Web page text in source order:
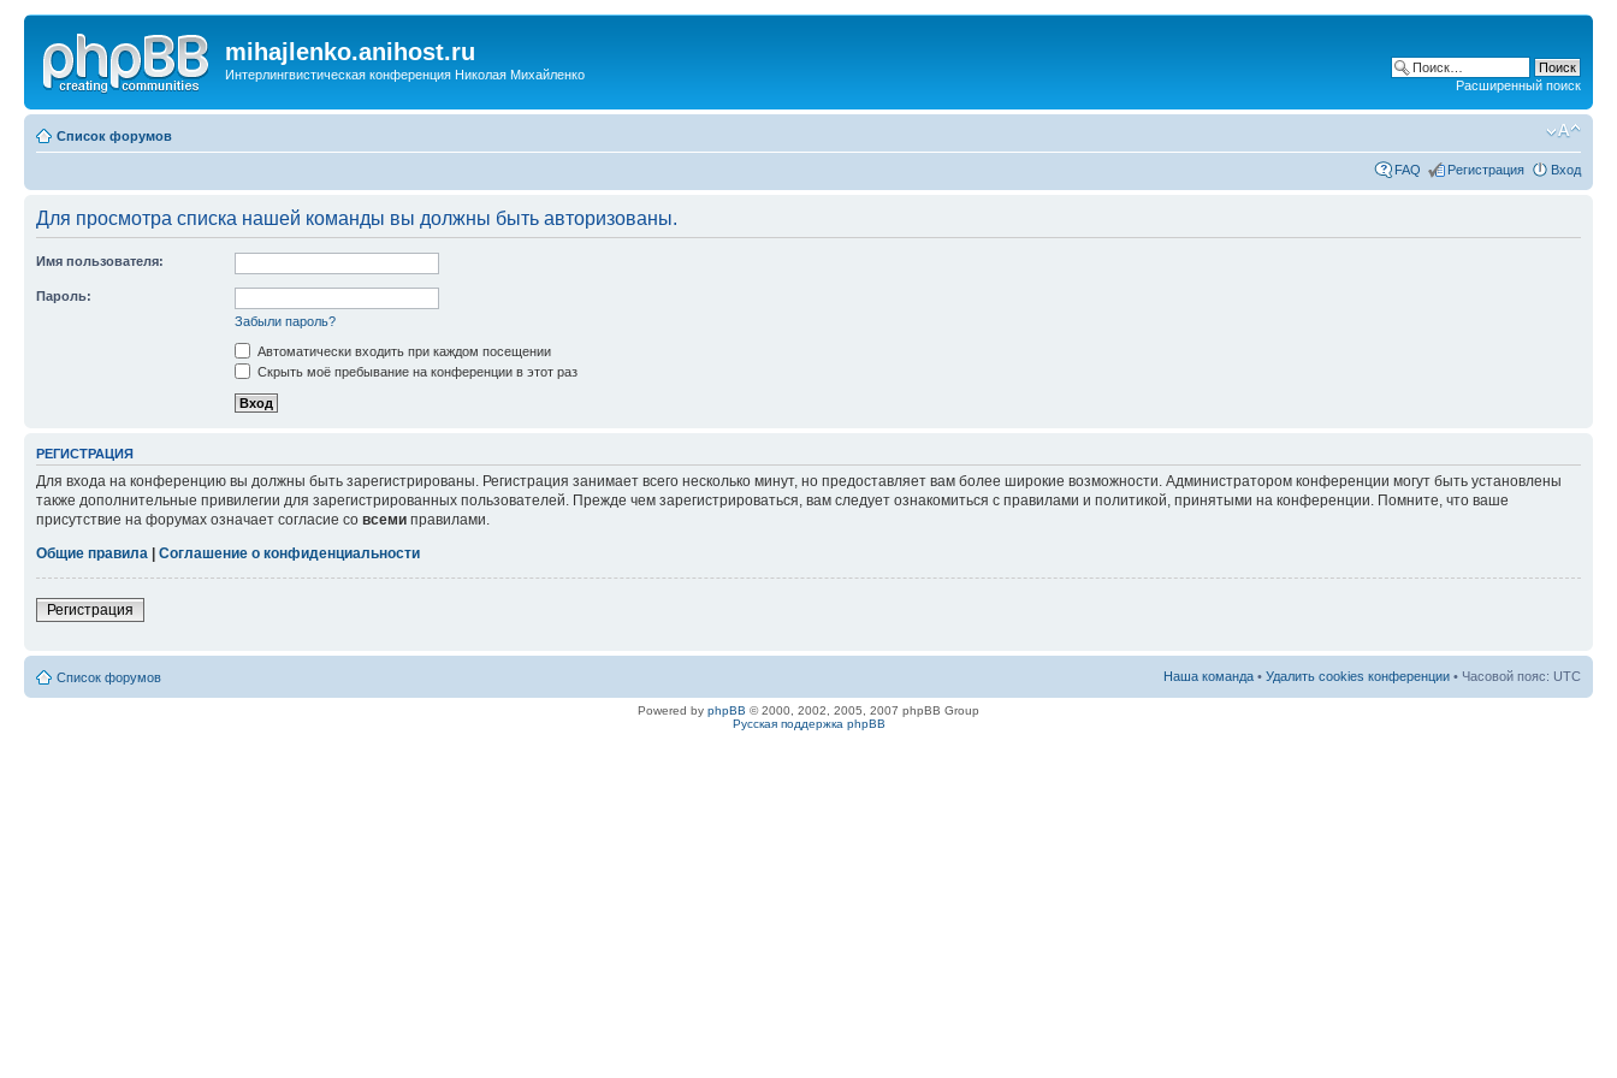
mihajlenko.anihost.ru
Интерлингвистическая конференция Николая Михайленко
Расширенный поиск
Список форумов
FAQ Регистрация Вход
Для просмотра списка нашей команды вы должны быть авторизованы.
Имя пользователя:
Пароль:
Забыли пароль?
Автоматически входить при каждом посещении
Скрыть моё пребывание на конференции в этот раз
РЕГИСТРАЦИЯ
Для входа на конференцию вы должны быть зарегистрированы. Регистрация занимает всего несколько минут, но предоставляет вам более широкие возможности. Администратором конференции могут быть установлены
также дополнительные привилегии для зарегистрированных пользователей. Прежде чем зарегистрироваться, вам следует ознакомиться с правилами и политикой, принятыми на конференции. Помните, что ваше
присутствие на форумах означает согласие со всеми правилами.
Общие правила
Соглашение о конфиденциальности
Регистрация
Список форумов Наша команда • Удалить cookies конференции • Часовой пояс: UTC
Powered by phpBB © 2000, 2002, 2005, 2007 phpBB Group
Русская поддержка phpBB